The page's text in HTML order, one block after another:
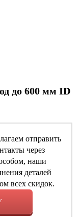
до 600 мм ID
отправить
через
наши
деталей
всех скидок.